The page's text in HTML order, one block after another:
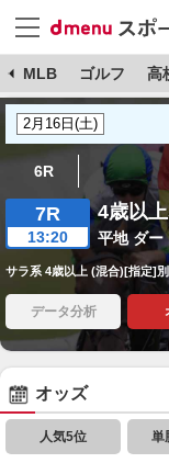
MLB ゴルフ 高
6R
7R
13:20
4歳以
平地 ダー
サラ系 4歳以上 (混合)[指定]
データ分析
オッズ
人気5位 単